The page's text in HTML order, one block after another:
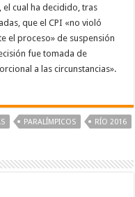
el cual ha decidido, tras
que el CPI «no violó
el proceso» de suspensión
fue tomada de
a las circunstancias».
PARALÍMPICOS RÍO 2016